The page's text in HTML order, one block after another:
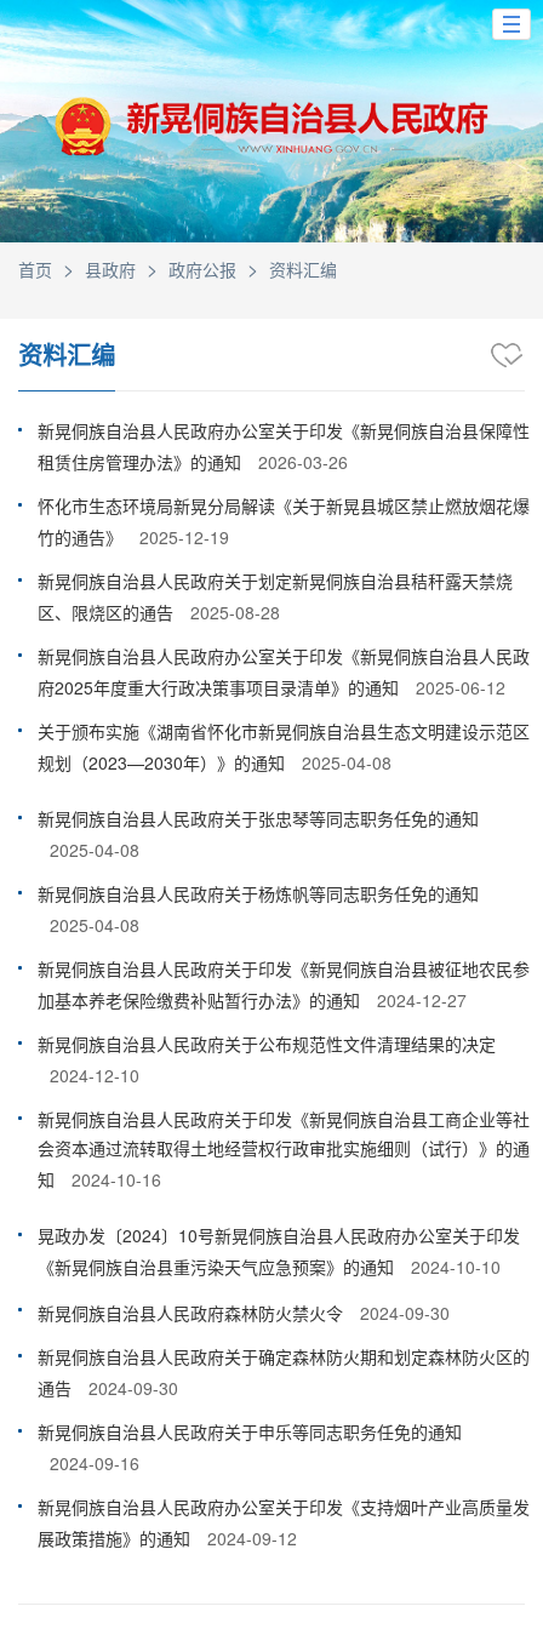
首页 > 县政府 > 政府公报 > 资料汇编
资料汇编
新晃侗族自治县人民政府办公室关于印发《新晃侗族自治县保障性
租赁住房管理办法》的通知
2026-03-26
怀化市生态环境局新晃分局解读《关于新晃县城区禁止燃放烟花爆
竹的通告》
2025-12-19
新晃侗族自治县人民政府关于划定新晃侗族自治县秸秆露天禁烧
区、限烧区的通告
2025-08-28
新晃侗族自治县人民政府办公室关于印发《新晃侗族自治县人民政
府2025年度重大行政决策事项目录清单》的通知
2025-06-12
关于颁布实施《湖南省怀化市新晃侗族自治县生态文明建设示范区
规划（2023—2030年）》的通知
2025-04-08
新晃侗族自治县人民政府关于张忠琴等同志职务任免的通知
2025-04-08
新晃侗族自治县人民政府关于杨炼帆等同志职务任免的通知
2025-04-08
新晃侗族自治县人民政府关于印发《新晃侗族自治县被征地农民参
加基本养老保险缴费补贴暂行办法》的通知
2024-12-27
新晃侗族自治县人民政府关于公布规范性文件清理结果的决定
2024-12-10
新晃侗族自治县人民政府关于印发《新晃侗族自治县工商企业等社
会资本通过流转取得土地经营权行政审批实施细则（试行）》的通
知
2024-10-16
晃政办发〔2024〕10号新晃侗族自治县人民政府办公室关于印发
《新晃侗族自治县重污染天气应急预案》的通知
2024-10-10
新晃侗族自治县人民政府森林防火禁火令
2024-09-30
新晃侗族自治县人民政府关于确定森林防火期和划定森林防火区的
通告
2024-09-30
新晃侗族自治县人民政府关于申乐等同志职务任免的通知
2024-09-16
新晃侗族自治县人民政府办公室关于印发《支持烟叶产业高质量发
展政策措施》的通知
2024-09-12